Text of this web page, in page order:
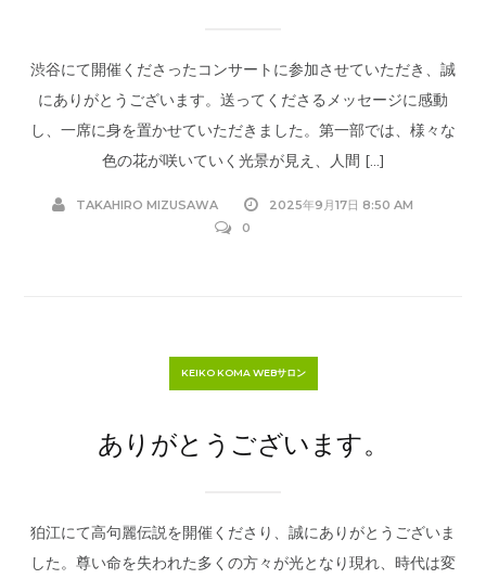
渋谷にて開催くださったコンサートに参加させていただき、誠
にありがとうございます。送ってくださるメッセージに感動
し、一席に身を置かせていただきました。第一部では、様々な
色の花が咲いていく光景が見え、人間 […]
TAKAHIRO MIZUSAWA
2025年9月17日 8:50 AM
0
KEIKO KOMA WEBサロン
ありがとうございます。
狛江にて高句麗伝説を開催くださり、誠にありがとうございま
した。尊い命を失われた多くの方々が光となり現れ、時代は変